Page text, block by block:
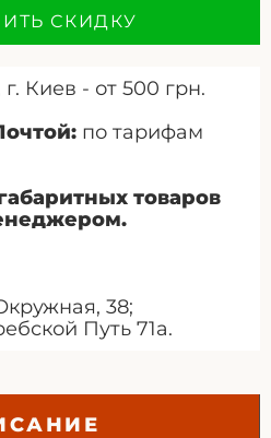
СКИДКУ
г. Киев - от 500 грн.
по тарифам
товаров
38;
Путь 71а.